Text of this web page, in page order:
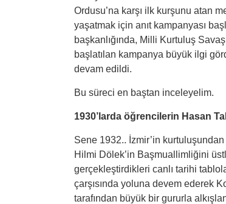
Ordusu’na karşı ilk kurşunu atan
yaşatmak için anıt kampanyası
başkanlığında, Milli Kurtuluş
başlatılan kampanya büyük ilgi
devam edildi.
Bu süreci en baştan inceleyelim.
1930’larda öğrencilerin Hasan
Sene 1932.. İzmir’in kurtuluşundan
Hilmi Dölek’in Başmuallimliğini
gerçekleştirdikleri canlı tarihi
çarşısında yoluna devem ederek
tarafından büyük bir gururla